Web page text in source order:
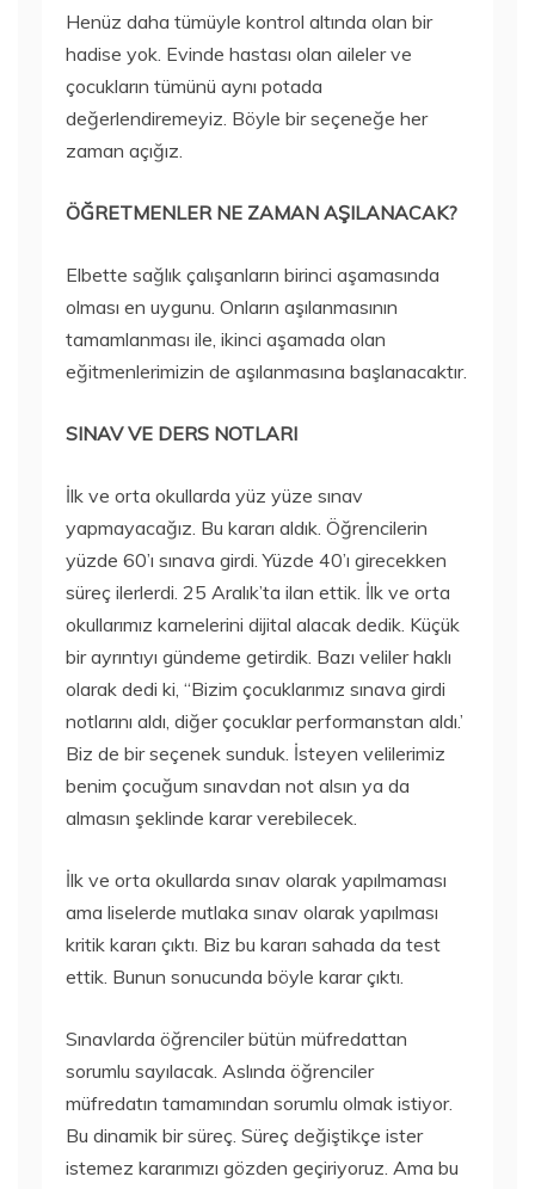
Henüz daha tümüyle kontrol altında olan bir
hadise yok. Evinde hastası olan aileler ve
çocukların tümünü aynı potada
değerlendiremeyiz. Böyle bir seçeneğe her
zaman açığız.
ÖĞRETMENLER NE ZAMAN AŞILANACAK?
Elbette sağlık çalışanların birinci aşamasında
olması en uygunu. Onların aşılanmasının
tamamlanması ile, ikinci aşamada olan
eğitmenlerimizin de aşılanmasına başlanacaktır.
SINAV VE DERS NOTLARI
İlk ve orta okullarda yüz yüze sınav
yapmayacağız. Bu kararı aldık. Öğrencilerin
yüzde 60’ı sınava girdi. Yüzde 40’ı girecekken
süreç ilerlerdi. 25 Aralık’ta ilan ettik. İlk ve orta
okullarımız karnelerini dijital alacak dedik. Küçük
bir ayrıntıyı gündeme getirdik. Bazı veliler haklı
olarak dedi ki, “Bizim çocuklarımız sınava girdi
notlarını aldı, diğer çocuklar performanstan aldı.’
Biz de bir seçenek sunduk. İsteyen velilerimiz
benim çocuğum sınavdan not alsın ya da
almasın şeklinde karar verebilecek.
İlk ve orta okullarda sınav olarak yapılmaması
ama liselerde mutlaka sınav olarak yapılması
kritik kararı çıktı. Biz bu kararı sahada da test
ettik. Bunun sonucunda böyle karar çıktı.
Sınavlarda öğrenciler bütün müfredattan
sorumlu sayılacak. Aslında öğrenciler
müfredatın tamamından sorumlu olmak istiyor.
Bu dinamik bir süreç. Süreç değiştikçe ister
istemez kararımızı gözden geçiriyoruz. Ama bu